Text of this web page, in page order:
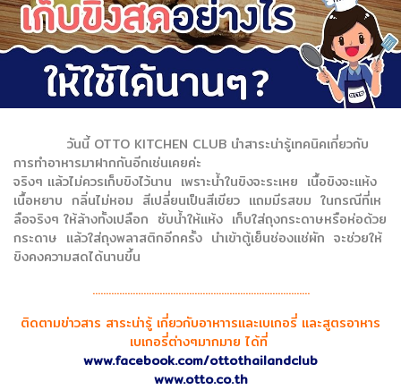
วันนี้ OTTO KITCHEN CLUB นำสาระน่ารู้เทคนิคเกี่ยวกับ
การทำอาหารมาฝากกันอีกเช่นเคยค่ะ
จริงๆ แล้วไม่ควรเก็บขิงไว้นาน เพราะน้ำในขิงจะระเหย เนื้อขิงจะแห้ง
เนื้อหยาบ กลิ่นไม่หอม สีเปลี่ยนเป็นสีเขียว แถมมีรสขม ในกรณีที่เห
ลือจริงๆ ให้ล้างทั้งเปลือก ซับน้ำให้แห้ง เก็บใส่ถุงกระดาษหรือห่อด้วย
กระดาษ แล้วใส่ถุงพลาสติกอีกครั้ง นำเข้าตู้เย็นช่องแช่ผัก จะช่วยให้
ขิงคงความสดได้นานขึ้น
.................................................................................
ติดตามข่าวสาร สาระน่ารู้ เกี่ยวกับอาหาารและเบเกอรี่ และสูตรอาหาร
เบเกอรี่ต่างๆมากมาย ได้ที่
www.facebook.com/ottothailandclub
www.otto.co.th